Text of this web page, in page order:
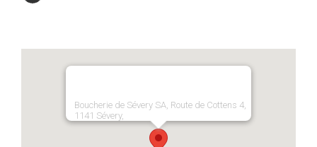
Boucherie de Sévery SA, Route de Cottens 4,
1141 Sévery,